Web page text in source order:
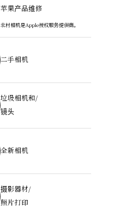
苹果产品维修
北村相机是Apple授权服务提供商。
二手相机
垃圾相机和/
镜头
全新相机
摄影器材/
照片打印